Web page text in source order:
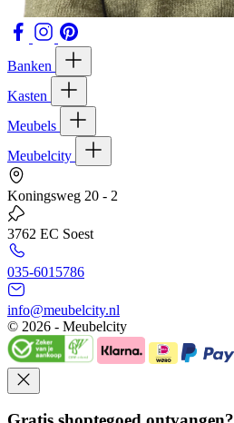
Banken
Kasten
Meubels
Meubelcity
Koningsweg 20 - 2
3762 EC Soest
035-6015786
info@meubelcity.nl
© 2026 - Meubelcity